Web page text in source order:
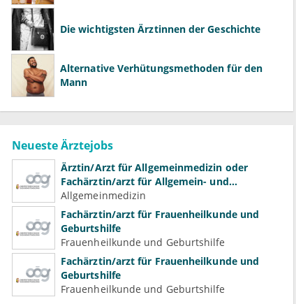
Die wichtigsten Ärztinnen der Geschichte
Alternative Verhütungsmethoden für den
Mann
Neueste Ärztejobs
Ärztin/Arzt für Allgemeinmedizin oder
Fachärztin/arzt für Allgemein- und
Familienmedizin für Psychiatrie und
Psychotherapeutische Medizin
Allgemeinmedizin
Fachärztin/arzt für Frauenheilkunde und
Geburtshilfe
Frauenheilkunde und Geburtshilfe
Fachärztin/arzt für Frauenheilkunde und
Geburtshilfe
Frauenheilkunde und Geburtshilfe